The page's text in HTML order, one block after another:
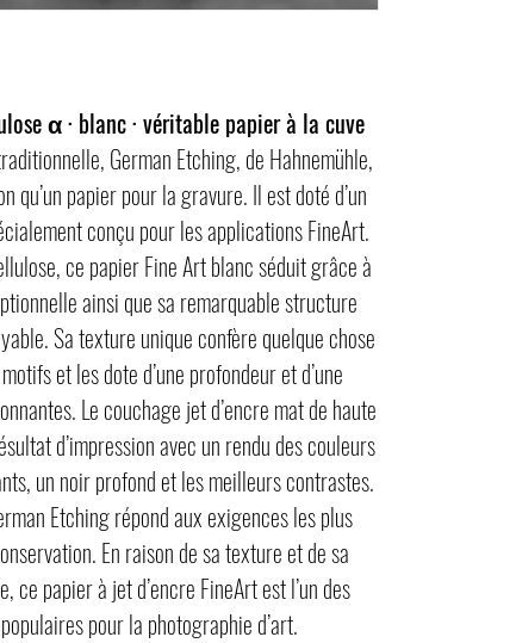
α · blanc · véritable papier à la cuve
German Etching, de Hahnemühle,
qu’un papier pour la gravure. Il est doté d’un
conçu pour les applications FineArt.
ce papier Fine Art blanc séduit grâce à
ainsi que sa remarquable structure
Sa texture unique confère quelque chose
et les dote d’une profondeur et d’une
Le couchage jet d’encre mat de haute
d’impression avec un rendu des couleurs
un noir profond et les meilleurs contrastes.
Etching répond aux exigences les plus
En raison de sa texture et de sa
papier à jet d’encre FineArt est l’un des
pour la photographie d’art.